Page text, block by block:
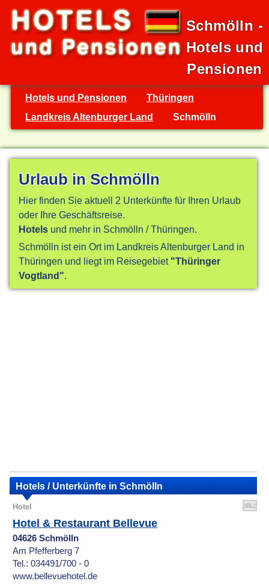
Schmölln -
Hotels und
Pensionen
Hotels und Pensionen
Thüringen
Landkreis Altenburger Land
Schmölln
Urlaub in Schmölln
Hier finden Sie aktuell 2 Unterkünfte für Ihren Urlaub
oder Ihre Geschäftsreise.
Hotels und mehr in Schmölln / Thüringen.
Schmölln ist ein Ort im Landkreis Altenburger Land in
Thüringen und liegt im Reisegebiet "Thüringer
Vogtland"
Hotels / Unterkünfte in Schmölln
Hotel
Hotel & Restaurant Bellevue
04626 Schmölln
Am Pfefferberg 7
Tel.: 034491/700 - 0
www.bellevuehotel.de